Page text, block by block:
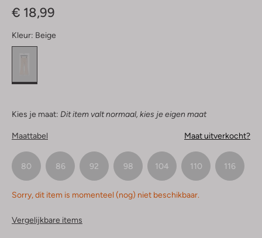
€ 18,99
Kleur: Beige
Kies je maat: Dit item valt normaal, kies je eigen maat
Maattabel Maat uitverkocht?
80 86 92 98 104 110 116
Sorry, dit item is momenteel (nog) niet beschikbaar.
Vergelijkbare items